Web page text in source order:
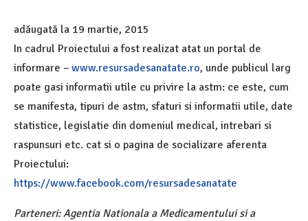
adăugată la 19 martie, 2015
In cadrul Proiectului a fost realizat atat un portal de
informare – www.resursadesanatate.ro, unde publicul larg
poate gasi informatii utile cu privire la astm: ce este, cum
se manifesta, tipuri de astm, sfaturi si informatii utile, date
statistice, legislatie din domeniul medical, intrebari si
raspunsuri etc. cat si o pagina de socializare aferenta
Proiectului:
https://www.facebook.com/resursadesanatate
Parteneri: Agentia Nationala a Medicamentului si a